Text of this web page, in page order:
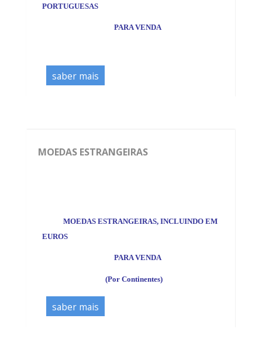
PORTUGUESAS
PARA VENDA
saber mais
MOEDAS ESTRANGEIRAS
MOEDAS ESTRANGEIRAS, INCLUINDO EM
EUROS
PARA VENDA
(Por Continentes)
saber mais